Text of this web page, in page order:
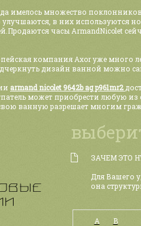
имелось множество
в них используются
часы ArmandNicolet
компания Axor уже много
дизайн ванной можно
armand nicolet 9642b ag p961mr2
может приобрести любую из
ванную разрешает многим
ЗАЧЕМ ЭТО
Для Вашего
она
А B